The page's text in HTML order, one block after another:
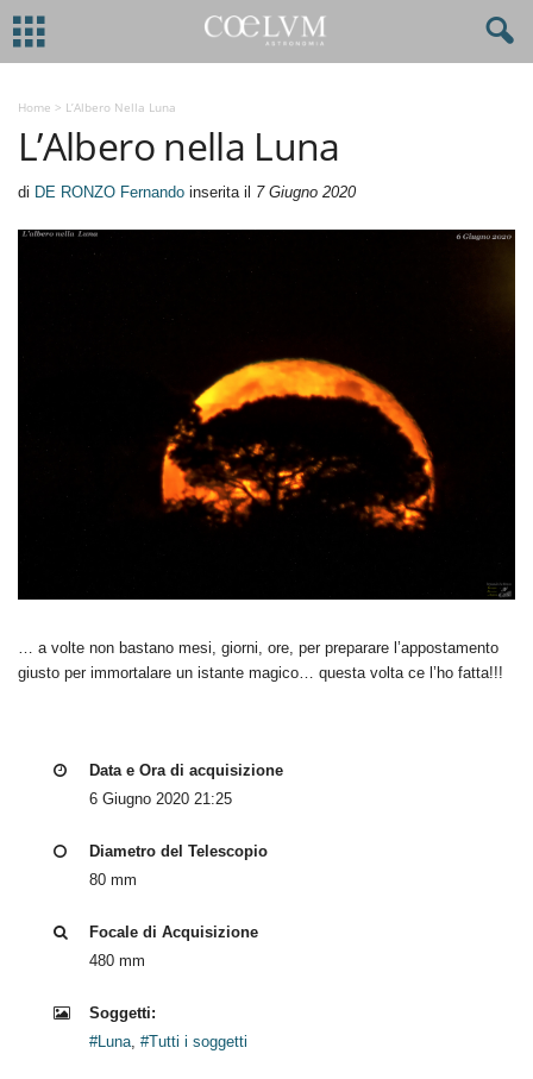
Home > L’Albero Nella Luna
L’Albero nella Luna
di DE RONZO Fernando inserita il 7 Giugno 2020
… a volte non bastano mesi, giorni, ore, per preparare l’appostamento
giusto per immortalare un istante magico… questa volta ce l’ho fatta!!!
Data e Ora di acquisizione
6 Giugno 2020 21:25
Diametro del Telescopio
80 mm
Focale di Acquisizione
480 mm
Soggetti:
#Luna #Tutti i soggetti